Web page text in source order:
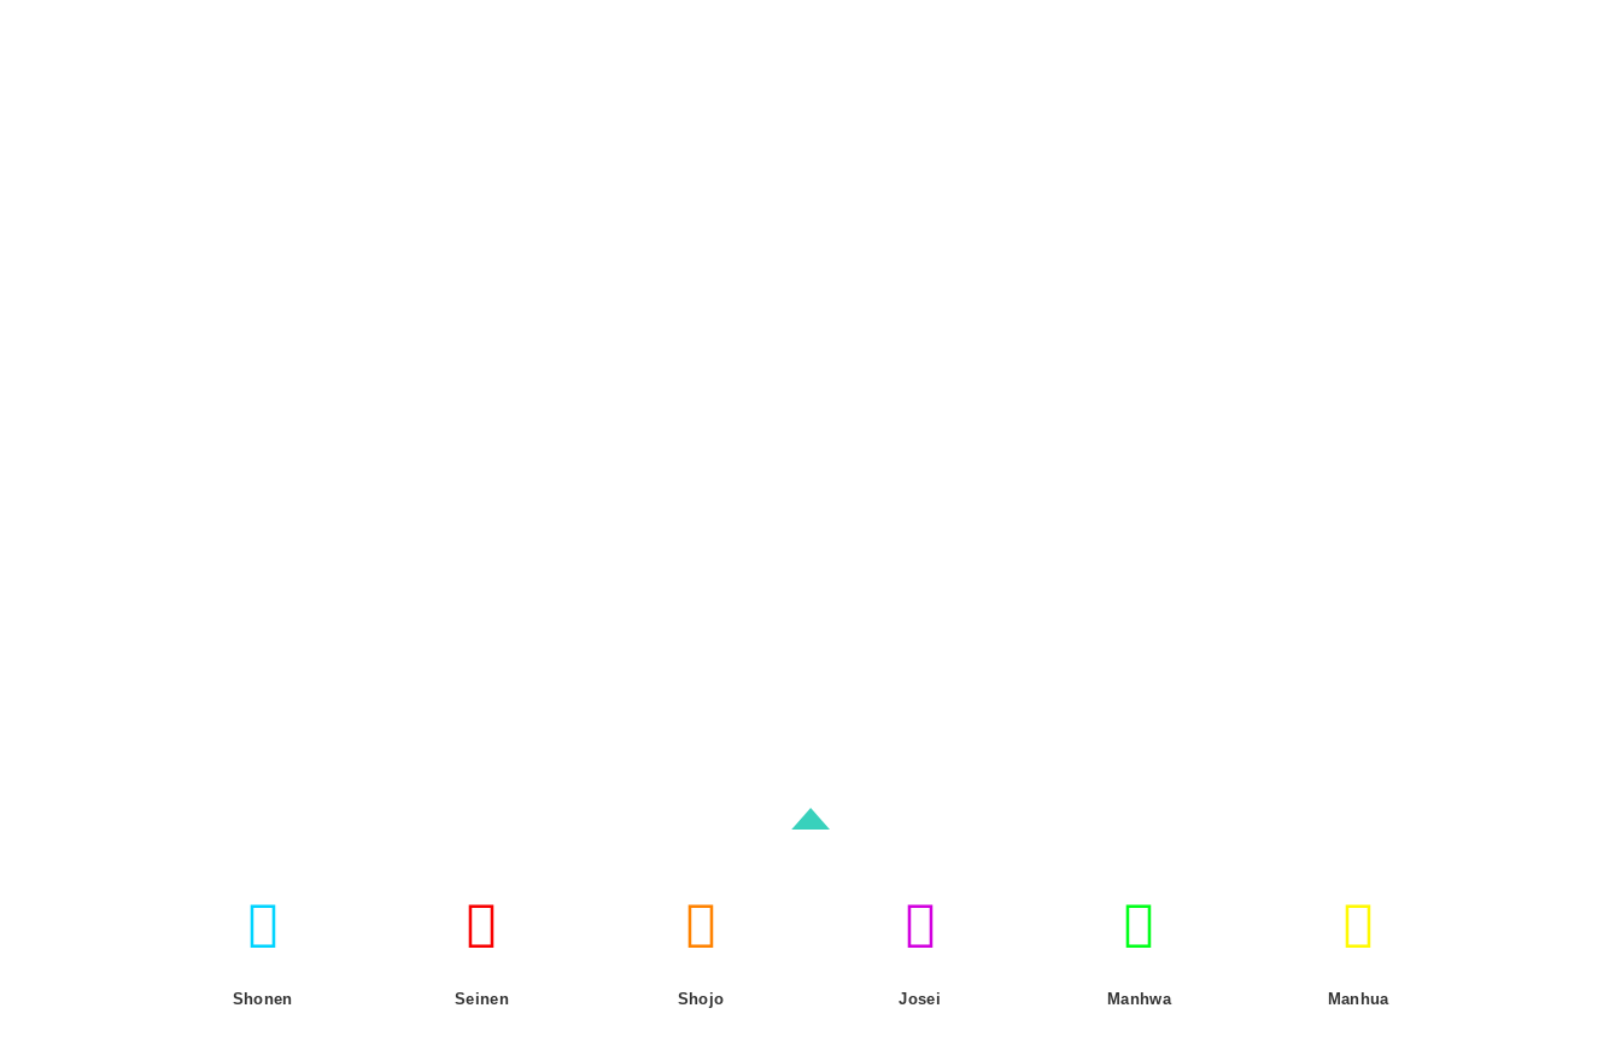
Shonen Seinen Shojo Josei Manhwa Manhua